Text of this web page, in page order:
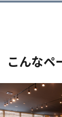
こんなペ